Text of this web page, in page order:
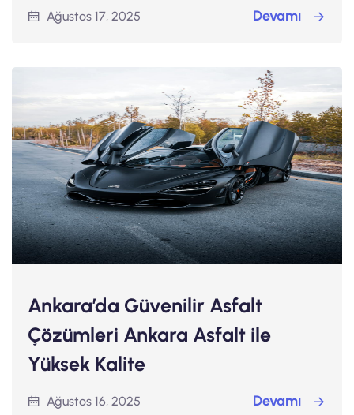
Ağustos 17, 2025 Devamı
Ankara’da Güvenilir Asfalt
Çözümleri Ankara Asfalt ile
Yüksek Kalite
Ağustos 16, 2025 Devamı